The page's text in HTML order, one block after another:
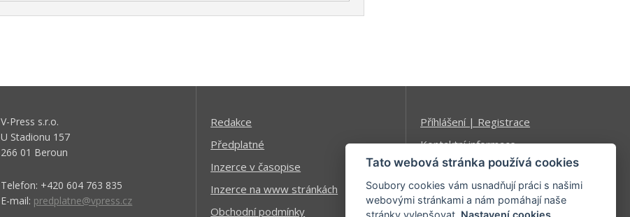
V-Press s.r.o.
U Stadionu 157
266 01 Beroun
Telefon: +420 604 763 835
E-mail: predplatne@vpress.cz
Redakce
Předplatné
Inzerce v časopise
Inzerce na www stránkách
Obchodní podmínky
Příhlášení | Registrace
Kontaktní informace
Mapa stránek
Tato webová stránka používá cookies
Soubory cookies vám usnadňují práci s našimi
webovými stránkami a nám pomáhají naše